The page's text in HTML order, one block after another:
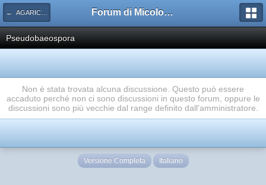
← AGARICACEAE Forum di Micologia AMB Gruppo di Muggia e del Carso
Pseudobaeospora
Non è stata trovata alcuna discussione. Questo può essere
accaduto perché non ci sono discussioni in questo forum, oppure le
discussioni sono più vecchie dal range definito dall'amministratore.
Versione Completa Italiano